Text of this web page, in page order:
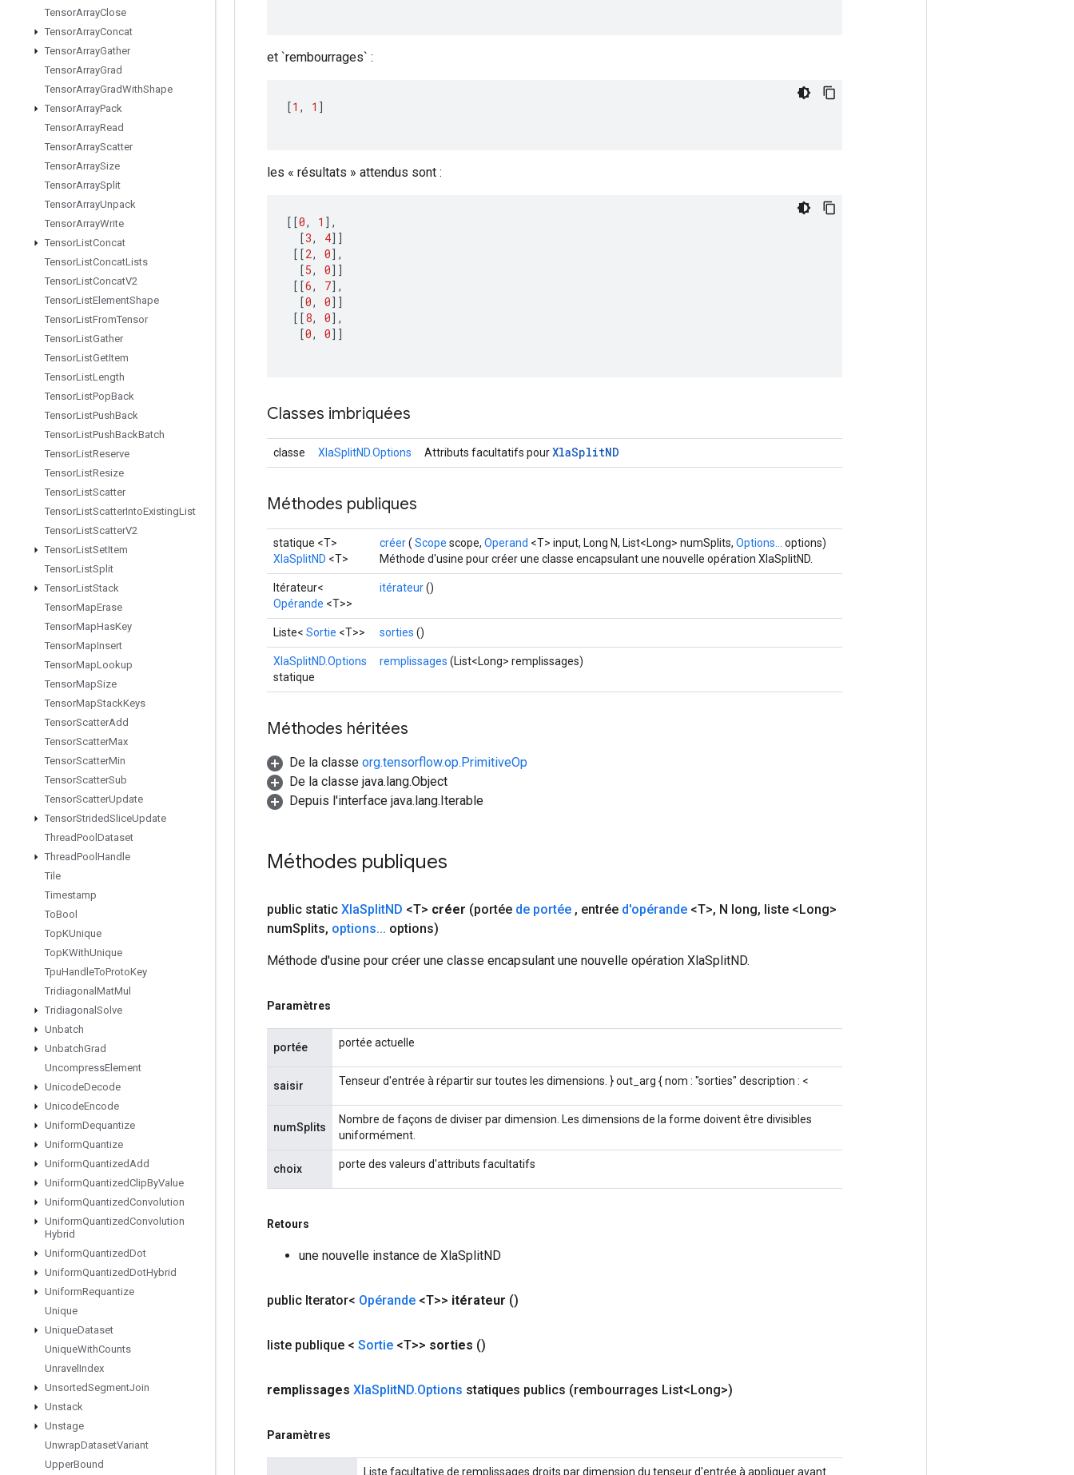
TensorArrayClose
TensorArrayConcat
TensorArrayGather
TensorArrayGrad
TensorArrayGradWithShape
TensorArrayPack
TensorArrayRead
TensorArrayScatter
TensorArraySize
TensorArraySplit
TensorArrayUnpack
TensorArrayWrite
TensorListConcat
TensorListConcatLists
TensorListConcatV2
TensorListElementShape
TensorListFromTensor
TensorListGather
TensorListGetItem
TensorListLength
TensorListPopBack
TensorListPushBack
TensorListPushBackBatch
TensorListReserve
TensorListResize
TensorListScatter
TensorListScatterIntoExistingList
TensorListScatterV2
TensorListSetItem
TensorListSplit
TensorListStack
TensorMapErase
TensorMapHasKey
TensorMapInsert
TensorMapLookup
TensorMapSize
TensorMapStackKeys
TensorScatterAdd
TensorScatterMax
TensorScatterMin
TensorScatterSub
TensorScatterUpdate
TensorStridedSliceUpdate
ThreadPool Dataset
ThreadPool Handle
Tile
Timestamp
ToBool
TopKUnique
TopKWithUnique
TpuHandleToProtoKey
Tridiagonal MatMul
Tridiagonal Solve
Unbatch
UnbatchGrad
UncompressElement
UnicodeDecode
UnicodeEncode
UniformDequantize
UniformQuantize
UniformQuantizedAdd
UniformQuantizedClipByValue
UniformQuantizedConvolution
UniformQuantizedConvolution
Hybrid
UniformQuantizedDot
UniformQuantizedDotHybrid
UniformRequantize
Unique
UniqueDataset
UniqueWithCounts
Unravel Index
UnsortedSegmentJoin
Unstack
Unstage
UnwrapDatasetVariant
UpperBound
et `rembourrages` :
[1 , 1 ]
les « résultats » attendus sont :
[[0, 1 ] ,
[3, 4]]
[[2, 0] ,
[5, 0]]
[[6, 7] ,
[0, 0]]
[[8, 0] ,
[0, 0]]
Classes imbriquées
classe XlaSplitND.Options Attributs facultatifs pourXlaSplitND
Méthodes publiques
statique <T>
XlaSplitND <T>
créer( Scope scope, Operand <T> input, Long N, List<Long> numSplits, Options...
options)
Méthode d'usine pour créer une classe encapsulant une nouvelle opération XlaSplitND.
Itérateur<
Opérande <T>>
itérateur()
Liste< Sortie <T>> sorties ()
XlaSplitND.Options
statique
remplissages (List<Long> remplissages)
Méthodes héritées
De la classe org.tensorflow.op.PrimitiveOp
De la classe java.lang.Object
Depuis l'interface java.lang.Iterable
Méthodes publiques
public static XlaSplitND <T> créer (portée de portée , entrée d'opérande <T>, N long, liste <Long>
numSplits, options... options)
Méthode d'usine pour créer une classe encapsulant une nouvelle opération XlaSplitND.
Paramètres
portée portée actuelle
saisir Tenseur d'entrée à répartir sur toutes les dimensions. } out_arg { nom : "sorties" description : <
numSplits
Nombre de façons de diviser par dimension. Les dimensions de la forme doivent être divisibles
uniformément.
choix porte des valeurs d'attributs facultatifs
Retours
une nouvelle instance de XlaSplitND
public Iterator< Opérande <T>> itérateur ()
liste publique < Sortie <T>> sorties ()
remplissages XlaSplitND.Options statiques publics (rembourrages List<Long>)
Paramètres
Liste facultative de remplissages droits par dimension du tenseur d'entrée à appliquer avant